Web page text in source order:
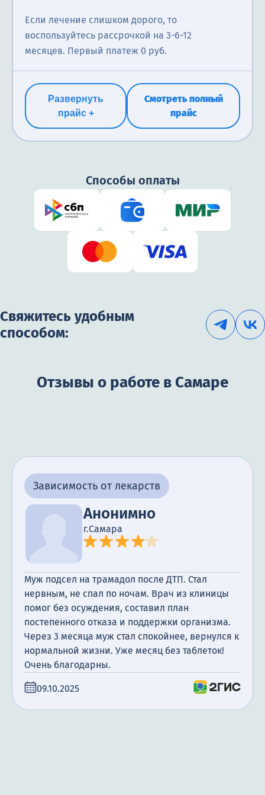
Если лечение слишком дорого, то
воспользуйтесь рассрочкой на 3-6-12
месяцев. Первый платеж 0 руб.
Развернуть
прайс +
Смотреть полный
прайс
Способы оплаты
Свяжитесь удобным
способом:
Отзывы о работе в Самаре
Зависимость от лекарств
Анонимно
г.Самара
Муж подсел на трамадол после ДТП. Стал
нервным, не спал по ночам. Врач из клиницы
помог без осуждения, составил план
постепенного отказа и поддержки организма.
Через 3 месяца муж стал спокойнее, вернулся к
нормальной жизни. Уже месяц без таблеток!
Очень благодарны.
09.10.2025